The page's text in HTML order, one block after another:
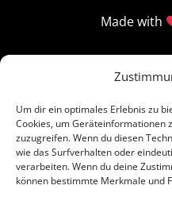
Um dir ein optimales Erlebnis zu
Cookies, um Geräteinformationen
zuzugreifen. Wenn du diesen
wie das Surfverhalten oder
verarbeiten. Wenn du deine
können bestimmte Merkmale und
Made with